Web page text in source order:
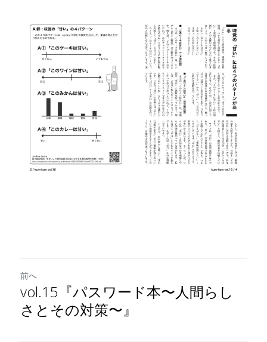
前へ
vol.15『パスワード本〜人間らし
さとその対策〜』